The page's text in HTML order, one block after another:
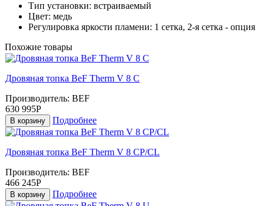
Тип установки: встраиваемый
Цвет: медь
Регулировка яркости пламени: 1 сетка, 2-я сетка - опция
Похожие товары
Дровяная топка BeF Therm V 8 C
Производитель: BEF
630 995Р
В корзину Подробнее
Дровяная топка BeF Therm V 8 CP/CL
Производитель: BEF
466 245Р
В корзину Подробнее